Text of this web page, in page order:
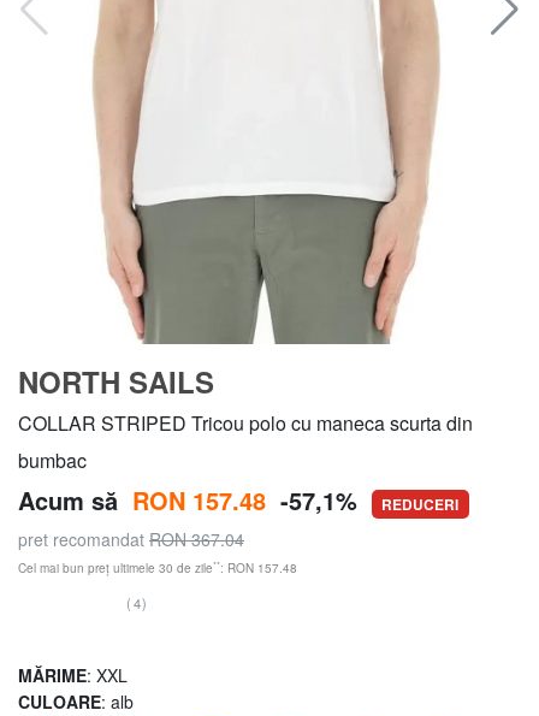
NORTH SAILS
COLLAR STRIPED Tricou polo cu maneca scurta din
bumbac
Acum să RON 157.48 -57,1% REDUCERI
pret recomandat RON 367.04
Cel mai bun preț ultimele 30 de zile**: RON 157.48
(4)
MĂRIME: XXL
CULOARE: alb